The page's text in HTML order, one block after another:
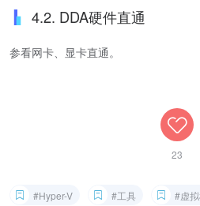
4.2. DDA硬件直通
参看网卡、显卡直通。
23
#Hyper-V #工具 #虚